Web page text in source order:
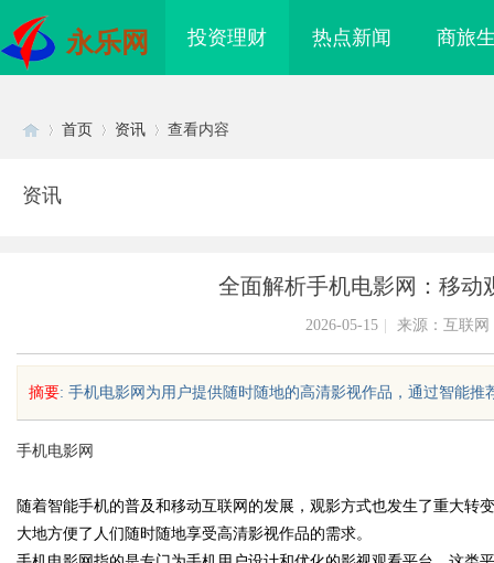
永乐网 投资理财 热点新闻 商旅
sc
首页 资讯 查看内容
资讯
全面解析手机电影网：移动
2026-05-15 来源：互联网
摘要: 手机电影网为用户提供随时随地的高清影视作品，通过智能
手机电影网
随着智能手机的普及和移动互联网的发展，观影方式也发生了重大转
大地方便了人们随时随地享受高清影视作品的需求。
些行业秘诀？ 花钱，ai却天天给他免费派